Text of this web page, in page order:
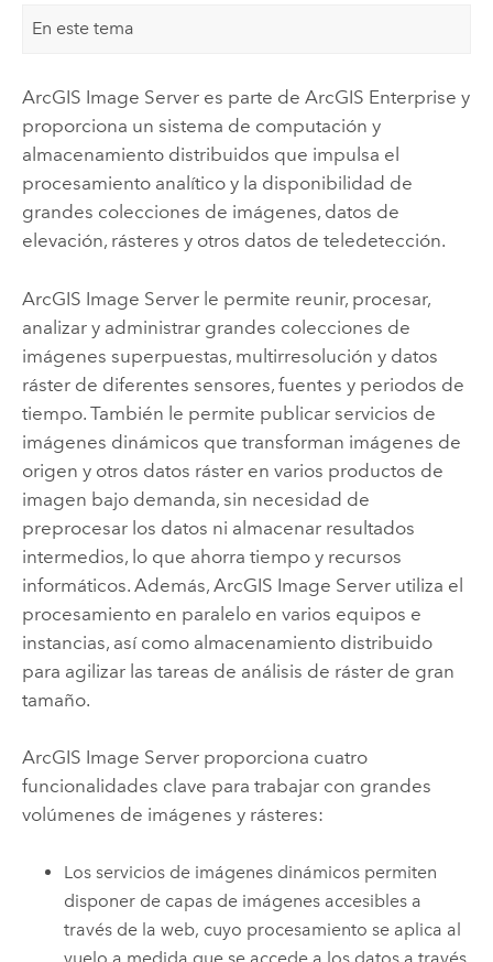
En este tema
ArcGIS Image Serveres parte de ArcGIS Enterprise y
proporciona un sistema de computación y
almacenamiento distribuidos que impulsa el
procesamiento analítico y la disponibilidad de
grandes colecciones de imágenes, datos de
elevación, rásteres y otros datos de teledetección.
ArcGIS Image Serverle permite reunir, procesar,
analizar y administrar grandes colecciones de
imágenes superpuestas, multirresolución y datos
ráster de diferentes sensores, fuentes y periodos de
tiempo. También le permite publicar servicios de
imágenes dinámicos que transforman imágenes de
origen y otros datos ráster en varios productos de
imagen bajo demanda, sin necesidad de
preprocesar los datos ni almacenar resultados
intermedios, lo que ahorra tiempo y recursos
informáticos. Además, ArcGIS Image Serverutiliza el
procesamiento en paralelo en varios equipos e
instancias, así como almacenamiento distribuido
para agilizar las tareas de análisis de ráster de gran
tamaño.
ArcGIS Image Serverproporciona cuatro
funcionalidades clave para trabajar con grandes
volúmenes de imágenes y rásteres:
Los servicios de imágenes dinámicos permiten
disponer de capas de imágenes accesibles a
través de la web, cuyo procesamiento se aplica al
vuelo a medida que se accede a los datos a través